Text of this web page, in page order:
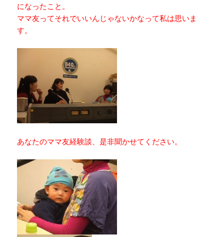
になったこと。
ママ友ってそれでいいんじゃないかなって私は思いま
す。
あなたのママ友経験談、是非聞かせてください。